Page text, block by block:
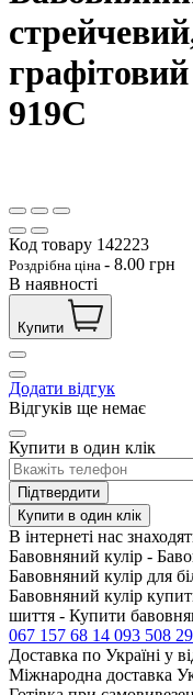
919С
Код товару 142223
Роздрібна ціна - 8.00 грн
В наявності
Купити
Додати відгук
Відгуків ще немає
Купити в один клік
Підтвердити
Купити в один клік
В інтернеті нас
Бавовняний кулір -
Бавовняний кулір для
Бавовняний кулір
шиття - Купити
067 157 68 14 093 508
Доставка по Україні у
Міжнародна доставка